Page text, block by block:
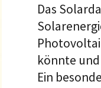
Das
könnte
Ein